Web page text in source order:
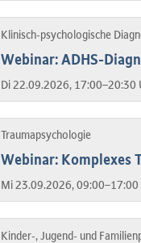
Klinisch-psychologische
Webinar: ADHS-
Di 22.09.2026, 17:00–20:30
Traumapsychologie
Webinar: Komplexes
Mi 23.09.2026,
Kinder-, Jugend- und